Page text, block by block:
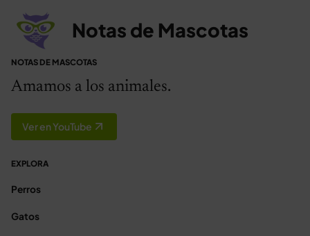
Notas de Mascotas
NOTAS DE MASCOTAS
Amamos a los animales.
Ver en YouTube
EXPLORA
Perros
Gatos